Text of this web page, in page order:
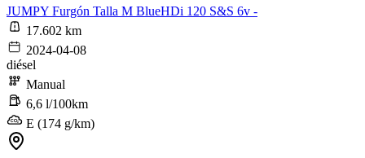
JUMPY Furgón Talla M BlueHDi 120 S&S 6v -
17.602 km
2024-04-08
diésel
Manual
6,6 l/100km
E (174 g/km)